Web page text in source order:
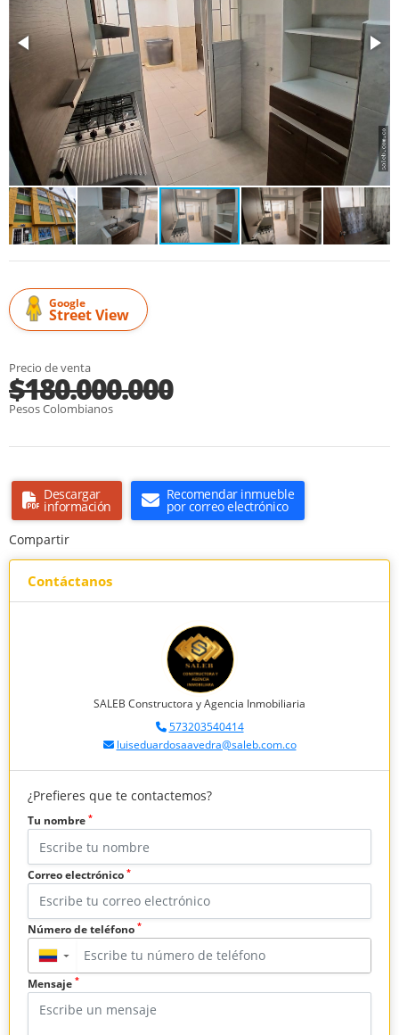
Google
Street View
Precio de venta
$180.000.000
Pesos Colombianos
Descargar
información
Recomendar inmueble
por correo electrónico
Compartir
Contáctanos
SALEB Constructora y Agencia Inmobiliaria
573203540414
luiseduardosaavedra@saleb.com.co
¿Prefieres que te contactemos?
Tu nombre *
Correo electrónico *
Número de teléfono *
▼
Mensaje *